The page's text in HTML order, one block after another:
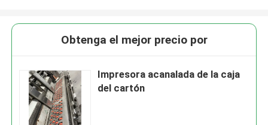
Obtenga el mejor precio por
Impresora acanalada de la caja
del cartón